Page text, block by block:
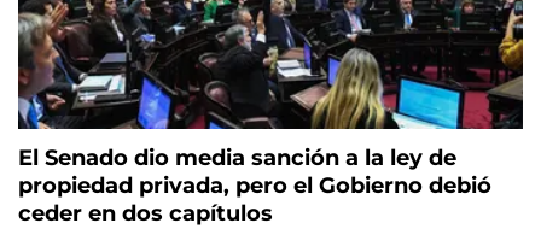
El Senado dio media sanción a la ley de
propiedad privada, pero el Gobierno debió
ceder en dos capítulos